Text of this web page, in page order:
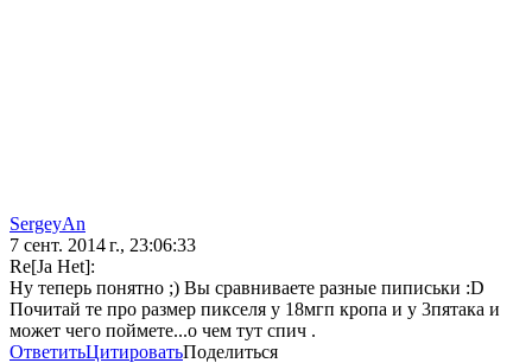
SergeyAn
7 сент. 2014 г., 23:06:33
Re[Ja Het]:
Ну теперь понятно ;) Вы сравниваете разные пиписьки :D
Почитай те про размер пикселя у 18мгп кропа и у 3пятака и
может чего поймете...о чем тут спич .
ОтветитьЦитироватьПоделиться